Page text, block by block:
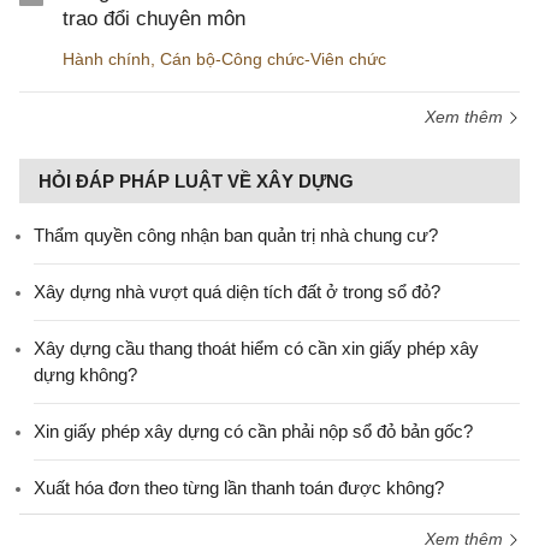
trao đổi chuyên môn
Hành chính Cán bộ-Công chức-Viên chức
Xem thêm
HỎI ĐÁP PHÁP LUẬT VỀ XÂY DỰNG
Thẩm quyền công nhận ban quản trị nhà chung cư?
Xây dựng nhà vượt quá diện tích đất ở trong sổ đỏ?
Xây dựng cầu thang thoát hiểm có cần xin giấy phép xây
dựng không?
Xin giấy phép xây dựng có cần phải nộp sổ đỏ bản gốc?
Xuất hóa đơn theo từng lần thanh toán được không?
Xem thêm